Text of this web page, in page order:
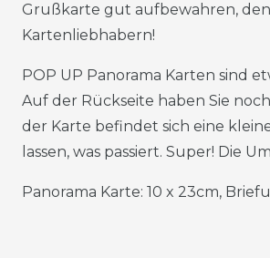
Grußkarte gut aufbewahren,
Kartenliebhabern!
POP UP Panorama Karten sind
Auf der Rückseite haben Sie
der Karte befindet sich eine
lassen, was passiert. Super! Die
Panorama Karte: 10 x 23cm,